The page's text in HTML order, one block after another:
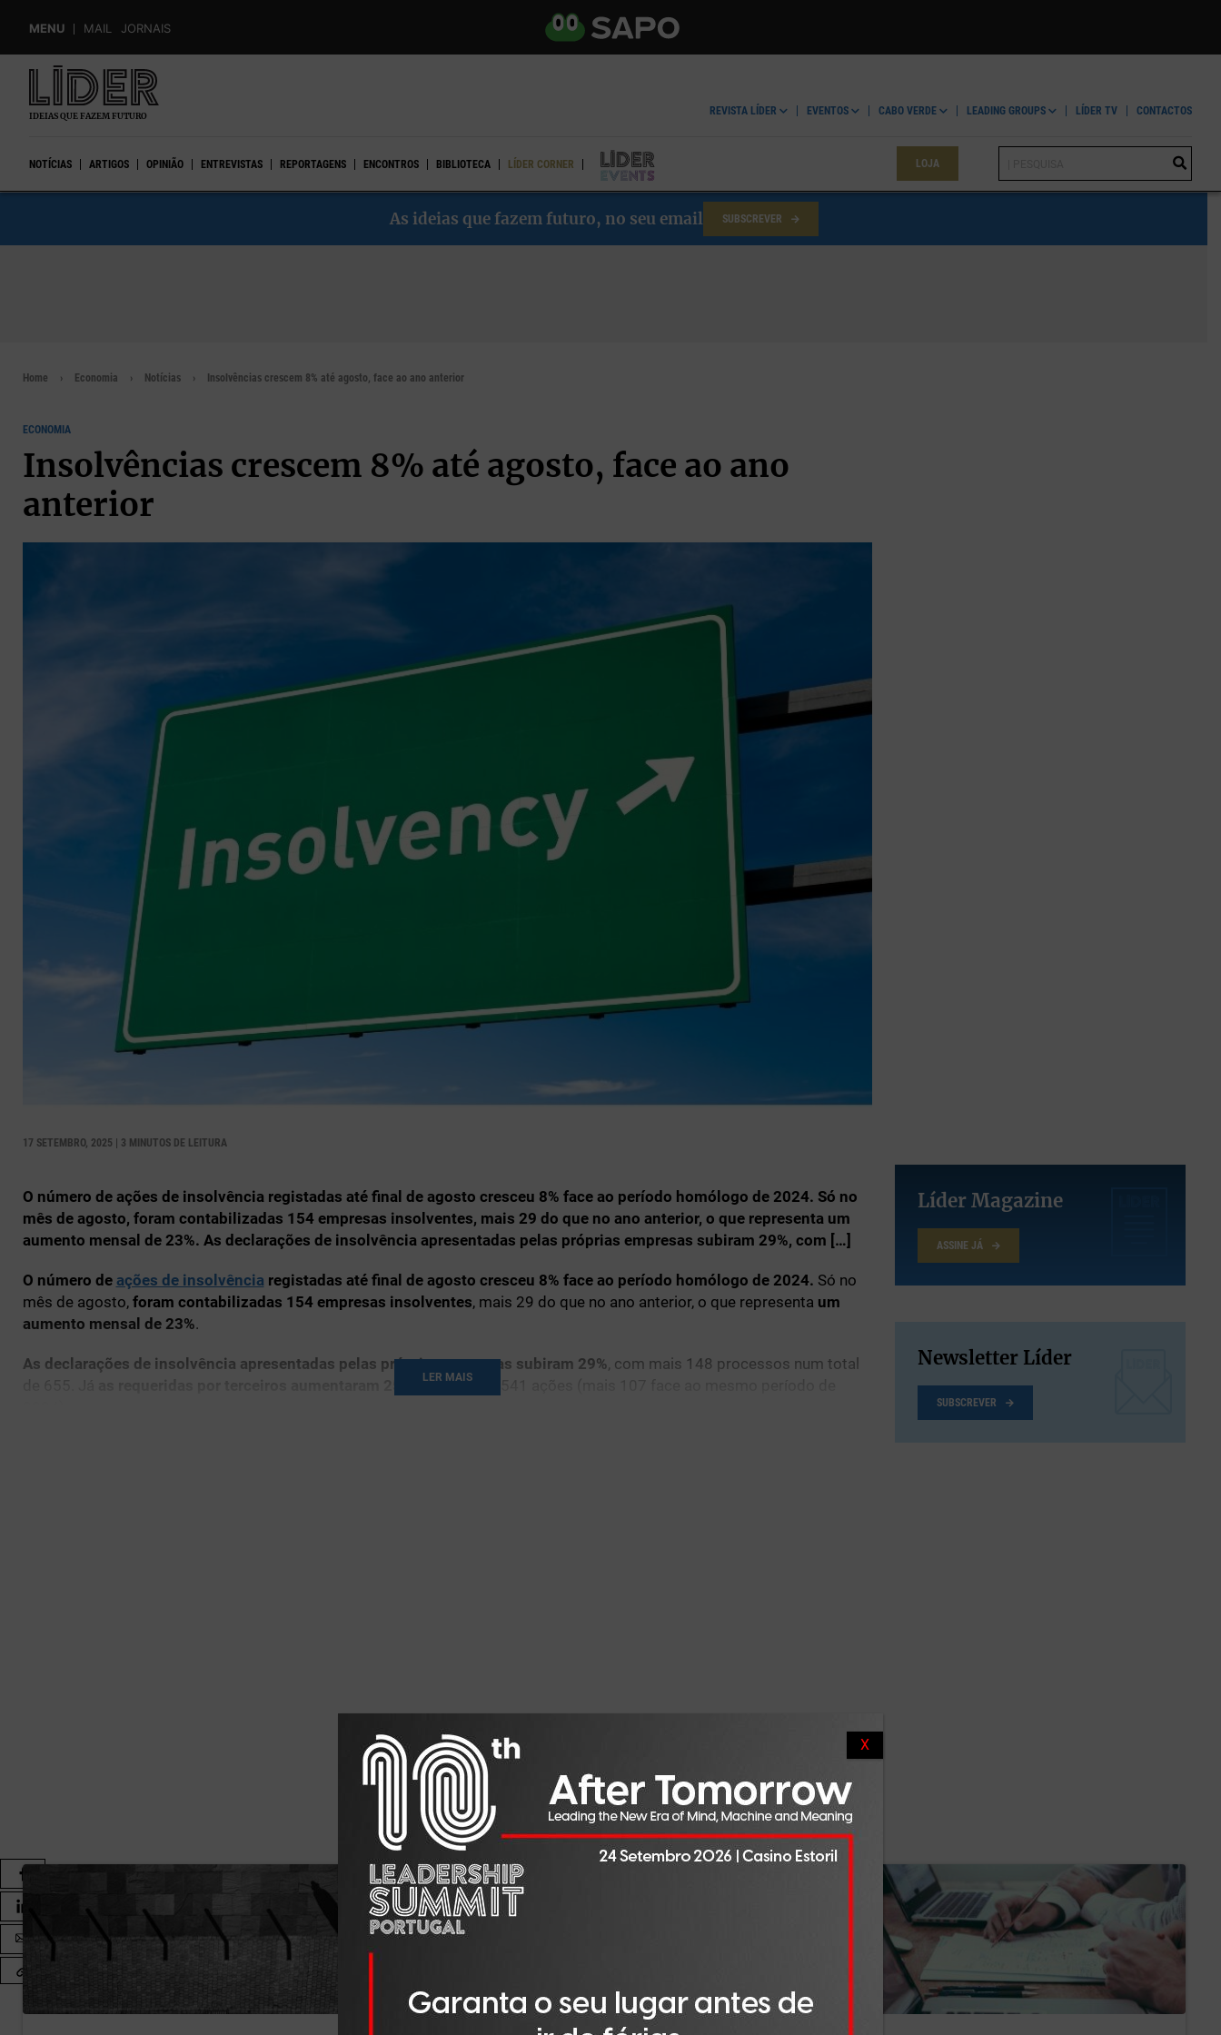
main
content
MENU MAIL JORNAIS
IDEIAS QUE FAZEM FUTURO REVISTA LÍDER EVENTOS CABO VERDE LEADING GROUPS LÍDER TV CONTACTOS
NOTÍCIAS ARTIGOS OPINIÃO ENTREVISTAS REPORTAGENS ENCONTROS BIBLIOTECA LÍDER CORNER LÍDER EVENTS LOJA
As ideias que fazem futuro, no seu email SUBSCREVER
Home Economia Notícias Insolvências crescem 8% até agosto, face ao ano anterior
ECONOMIA
Insolvências crescem 8% até agosto, face ao ano
anterior
17 SETEMBRO, 2025 | 3 MINUTOS DE LEITURA
O número de ações de insolvência registadas até final de agosto cresceu 8% face ao período homólogo de 2024. Só no
mês de agosto, foram contabilizadas 154 empresas insolventes, mais 29 do que no ano anterior, o que representa um
aumento mensal de 23%. As declarações de insolvência apresentadas pelas próprias empresas subiram 29%, com […]
O número de ações de insolvênciaregistadas até final de agosto cresceu 8% face ao período homólogo de 2024. Só no
mês de agosto, foram contabilizadas 154 empresas insolventes, mais 29 do que no ano anterior, o que representa um
aumento mensal de 23%.
As declarações de insolvência apresentadas pelas próprias empresas subiram 29%, com mais 148 processos num total
, totalizando 541 ações (mais 107 face ao mesmo período de
Entre os distritos com maior crescimento destacam-se Castelo Branco (+36%), Viana do Castelo (+32%), Leiria (+30%),
Bragança (+29%) e Faro (+24%). Pelo contrário, os maiores decréscimos ocorreram na Madeira (-37%), em Beja (-31%), na
No que respeita aos setores de atividade, a Agricultura, Caça e Pesca registou um crescimento de 69% no número de
insolvências, enquanto no setor das Telecomunicações aumentaram 67% e nos Transportes 32%. O setor que apresentou
maior quebra foi o da Eletricidade, Gás e Água, com uma redução de 50%.
Constituições caem em agosto, mas mantêm crescimento no
acumulado
Em contrapartida, as constituições de novas empresas diminuíram de 3.338 em agosto de 2024 para 2.550 em agosto de
2025, o que corresponde a um decréscimo de 24%. Em termos acumulados, verifica-se um ligeiro acréscimo de 0,9% face a
LER MAIS
Líder Magazine
ASSINE JÁ
Newsletter Líder
SUBSCREVER
Artigos Relacionados
X